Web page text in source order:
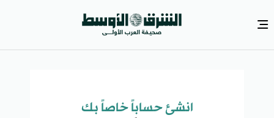
انشئ حساباً خاصاً بك​